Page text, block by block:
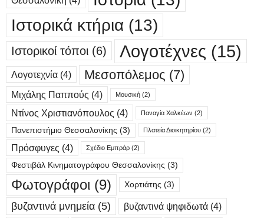
Ιστορικά κτήρια (13)
Ιστορικοί τόποι (6) Λογοτέχνες (15)
Λογοτεχνία (4) Μεσοπόλεμος (7)
Μιχάλης Παππούς (4) Μουσική (2)
Ντίνος Χριστιανόπουλος (4) Παναγία Χαλκέων (2)
Πανεπιστήμιο Θεσσαλονίκης (3) Πλατεία Διοικητηρίου (2)
Πρόσφυγες (4) Σχέδιο Εμπράρ (2)
Φεστιβάλ Κινηματογράφου Θεσσαλονίκης (3)
Φωτογράφοι (9) Χορτιάτης (3)
βυζαντινά μνημεία (5) βυζαντινά ψηφιδωτά (4)